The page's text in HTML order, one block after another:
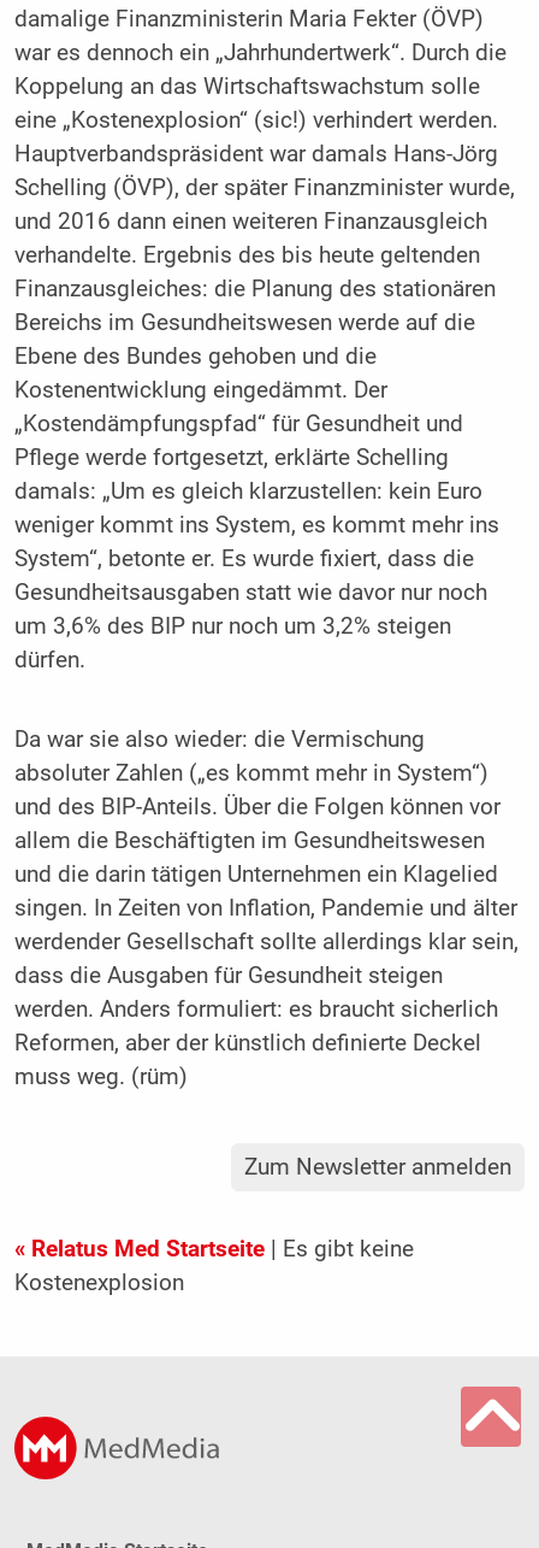
damalige Finanzministerin Maria Fekter (ÖVP)
war es dennoch ein „Jahrhundertwerk“. Durch die
Koppelung an das Wirtschaftswachstum solle
eine „Kostenexplosion“ (sic!) verhindert werden.
Hauptverbandspräsident war damals Hans-Jörg
Schelling (ÖVP), der später Finanzminister wurde,
und 2016 dann einen weiteren Finanzausgleich
verhandelte. Ergebnis des bis heute geltenden
Finanzausgleiches: die Planung des stationären
Bereichs im Gesundheitswesen werde auf die
Ebene des Bundes gehoben und die
Kostenentwicklung eingedämmt. Der
„Kostendämpfungspfad“ für Gesundheit und
Pflege werde fortgesetzt, erklärte Schelling
damals: „Um es gleich klarzustellen: kein Euro
weniger kommt ins System, es kommt mehr ins
System“, betonte er. Es wurde fixiert, dass die
Gesundheitsausgaben statt wie davor nur noch
um 3,6% des BIP nur noch um 3,2% steigen
dürfen.
Da war sie also wieder: die Vermischung
absoluter Zahlen („es kommt mehr in System“)
und des BIP-Anteils. Über die Folgen können vor
allem die Beschäftigten im Gesundheitswesen
und die darin tätigen Unternehmen ein Klagelied
singen. In Zeiten von Inflation, Pandemie und älter
werdender Gesellschaft sollte allerdings klar sein,
dass die Ausgaben für Gesundheit steigen
werden. Anders formuliert: es braucht sicherlich
Reformen, aber der künstlich definierte Deckel
muss weg. (rüm)
Zum Newsletter anmelden
« Relatus Med Startseite| Es gibt keine
Kostenexplosion